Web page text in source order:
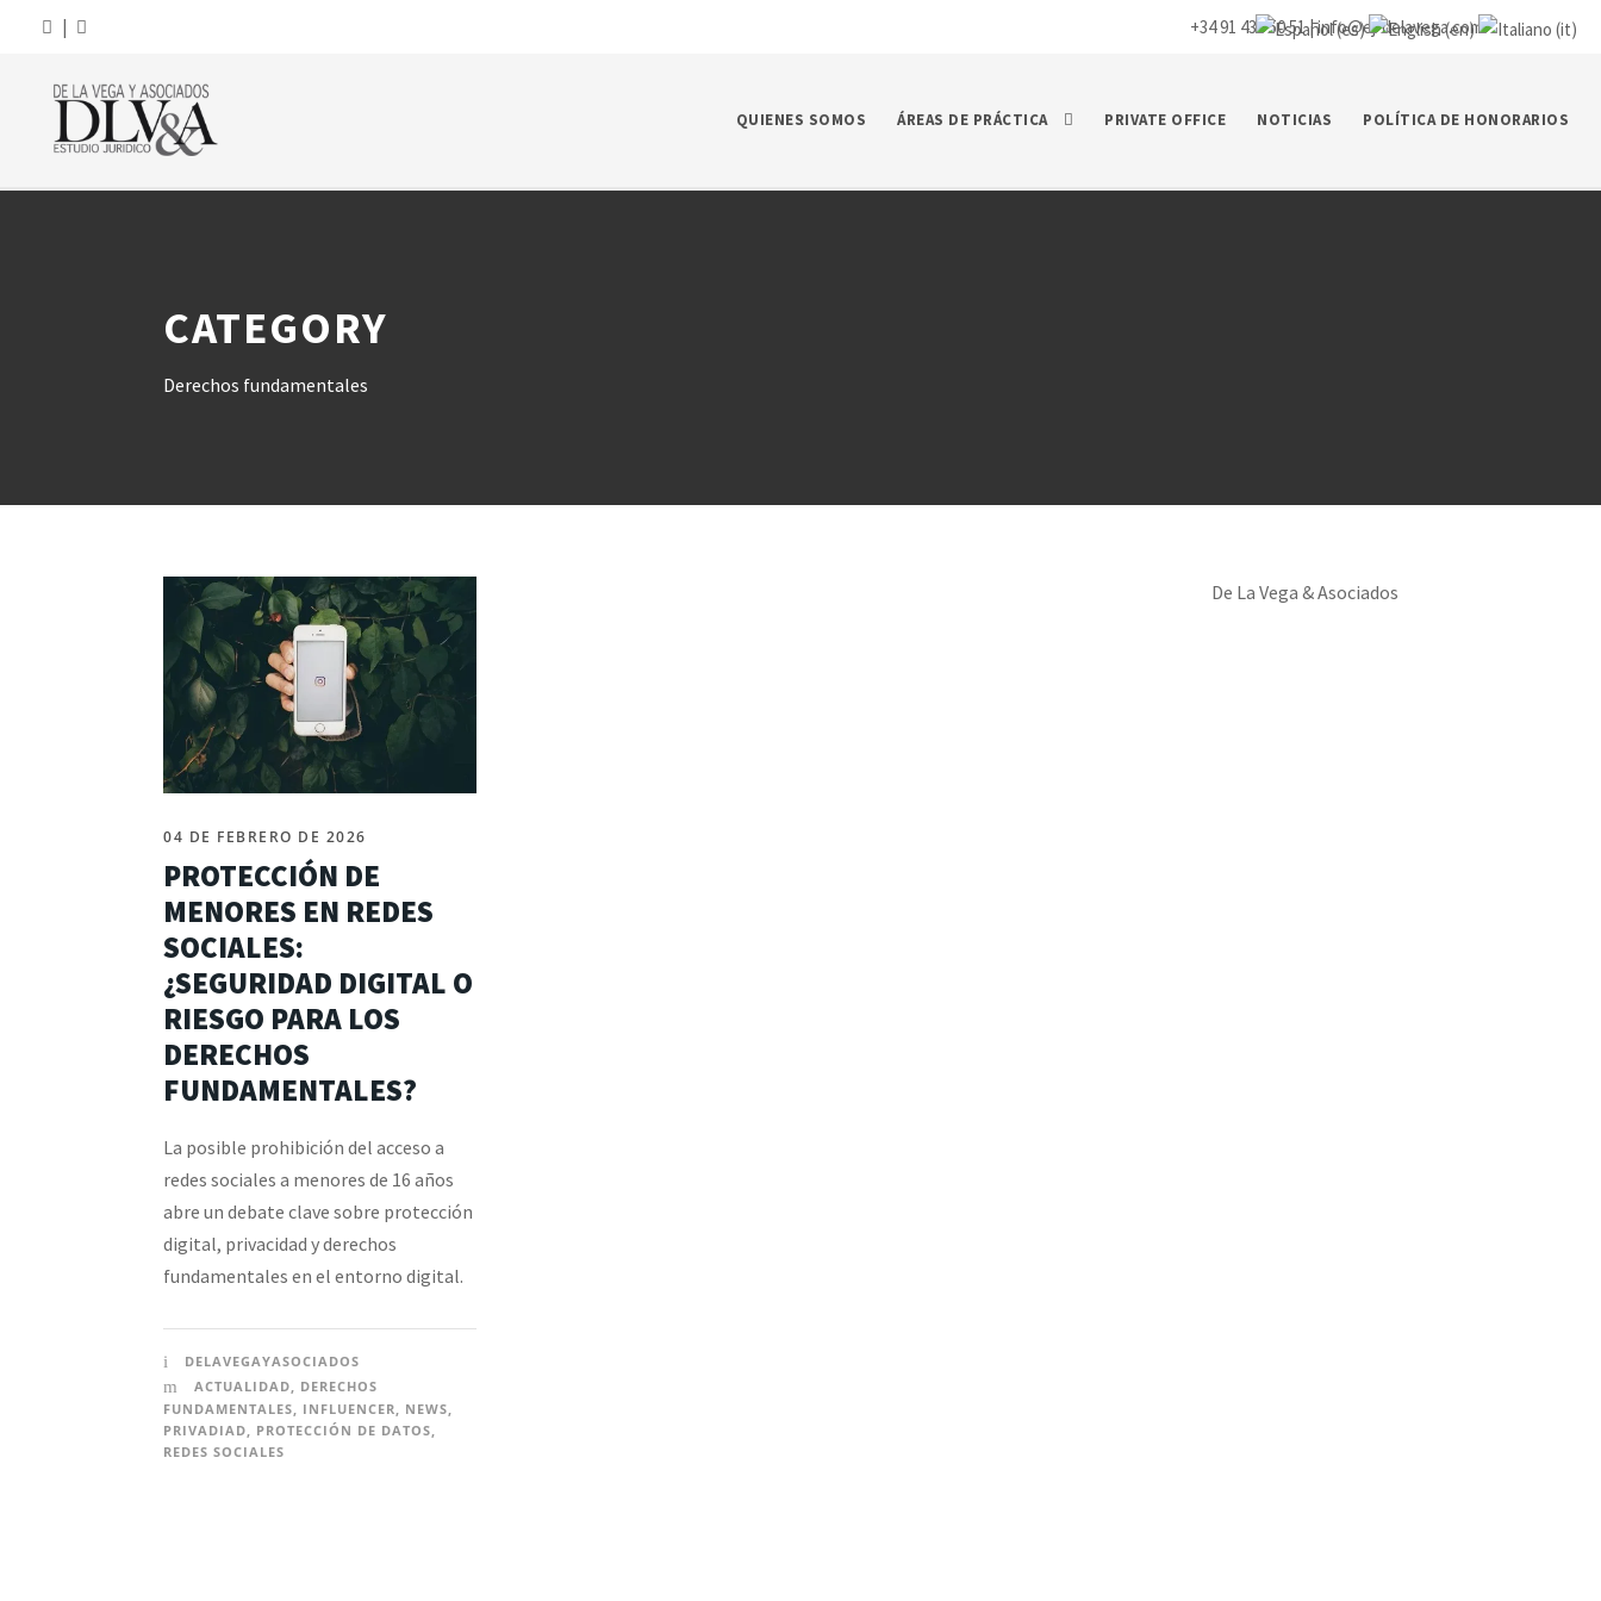
| +34 91 435 50 51 |info@ej-delavega.com
QUIENES SOMOS ÁREAS DE PRÁCTICA PRIVATE OFFICE NOTICIAS POLÍTICA DE HONORARIOS
CATEGORY
Derechos fundamentales
04 DE FEBRERO DE 2026
PROTECCIÓN DE
MENORES EN REDES
SOCIALES:
¿SEGURIDAD DIGITAL O
RIESGO PARA LOS
DERECHOS
FUNDAMENTALES?
La posible prohibición del acceso a
redes sociales a menores de 16 años
abre un debate clave sobre protección
digital, privacidad y derechos
fundamentales en el entorno digital.
DELAVEGAYASOCIADOS
ACTUALIDAD, DERECHOS
FUNDAMENTALES, INFLUENCER, NEWS,
PRIVADIAD, PROTECCIÓN DE DATOS,
REDES SOCIALES
De La Vega & Asociados